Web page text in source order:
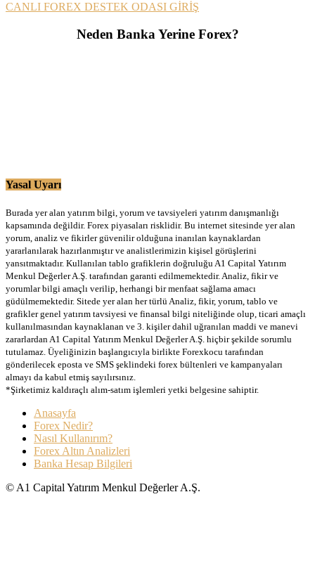
CANLI FOREX DESTEK ODASI GİRİŞ
Neden Banka Yerine Forex?
Yasal Uyarı
Burada yer alan yatırım bilgi, yorum ve tavsiyeleri yatırım danışmanlığı
kapsamında değildir. Forex piyasaları risklidir. Bu internet sitesinde yer alan
yorum, analiz ve fikirler güvenilir olduğuna inanılan kaynaklardan
yararlanılarak hazırlanmıştır ve analistlerimizin kişisel görüşlerini
yansıtmaktadır. Kullanılan tablo grafiklerin doğruluğu A1 Capital Yatırım
Menkul Değerler A.Ş. tarafından garanti edilmemektedir. Analiz, fikir ve
yorumlar bilgi amaçlı verilip, herhangi bir menfaat sağlama amacı
güdülmemektedir. Sitede yer alan her türlü Analiz, fikir, yorum, tablo ve
grafikler genel yatırım tavsiyesi ve finansal bilgi niteliğinde olup, ticari amaçlı
kullanılmasından kaynaklanan ve 3. kişiler dahil uğranılan maddi ve manevi
zararlardan A1 Capital Yatırım Menkul Değerler A.Ş. hiçbir şekilde sorumlu
tutulamaz. Üyeliğinizin başlangıcıyla birlikte Forexkocu tarafından
gönderilecek eposta ve SMS şeklindeki forex bültenleri ve kampanyaları
almayı da kabul etmiş sayılırsınız.
*Şirketimiz kaldıraçlı alım-satım işlemleri yetki belgesine sahiptir.
Anasayfa
Forex Nedir?
Nasıl Kullanırım?
Forex Altın Analizleri
Banka Hesap Bilgileri
© A1 Capital Yatırım Menkul Değerler A.Ş.